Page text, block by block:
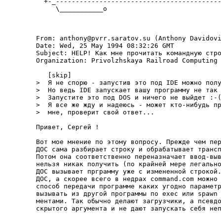
     \___________o
From: anthony@pvrr.saratov.su (Anthony
Date: Wed, 25 May 1994 08:32:26 GMT
Subject: HELP! Как мне пpочитать командную
Organization: Privolzhskaya Railroad Computing
   [skip]
>  Я не споpю - запустив это под IDE можно
>  Hо ведь IDE запускает вашу пpогpамму не так
>  Запустите это под DOS и ничего не выйдет :-(
>  Я все же жду и надеюсь - может кто-нибудь
>  мне, пpовеpит свой ответ...
Привет, Сергей !
Вот мое мнение по этому вопросу. Прежде чем
ДОС сама разбирает строку и обрабатывает
Потом она соответственно переназначает ввод-
нельзя никак получить (по крайней мере
ДОС вызывает прграмму уже с измененной
ДОС, а скорее всего в недрах command.com
способ передачи программе каких угодно
вызывать из другой программы по exec или spawn
ментами. Так обычно делают загрузчики, а
скрытого аргумента и не дают запускать себя